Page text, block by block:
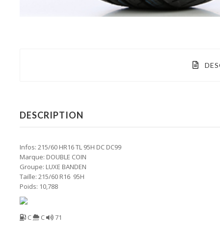
DESCRIPTION
Infos: 215/60 HR16 TL 95H DC DC99
Marque: DOUBLE COIN
Groupe: LUXE BANDEN
Taille: 215/60 R16 95H
Poids: 10,788
C C 71